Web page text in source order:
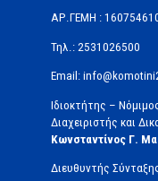
ΑΡ.ΓΕΜΗ :
Τηλ.: 2531026500
Email:
Ιδιοκτήτης –
Διαχειριστής και
Κωνσταντίνος Γ.
Διευθυντής